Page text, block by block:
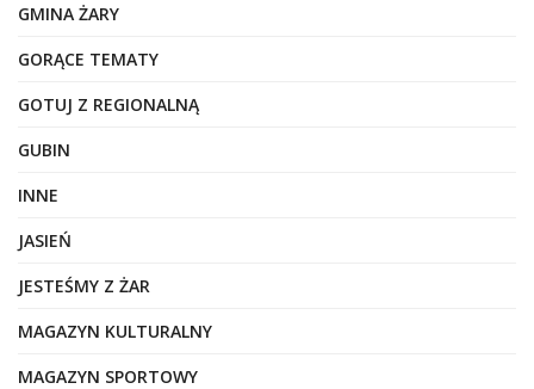
GMINA ŻARY
GORĄCE TEMATY
GOTUJ Z REGIONALNĄ
GUBIN
INNE
JASIEŃ
JESTEŚMY Z ŻAR
MAGAZYN KULTURALNY
MAGAZYN SPORTOWY